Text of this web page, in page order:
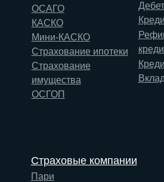
Страховые компании
Пари
ОСАГО
КАСКО
Мини-КАСКО
Страхование ипотеки
Страхование
имущества
ОСГОП